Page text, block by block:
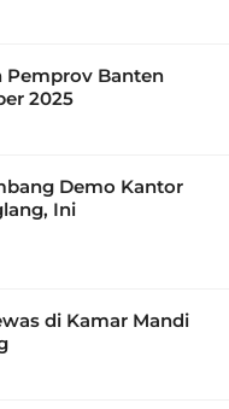
Pemprov Banten
2025
Demo Kantor
Ini
di Kamar Mandi